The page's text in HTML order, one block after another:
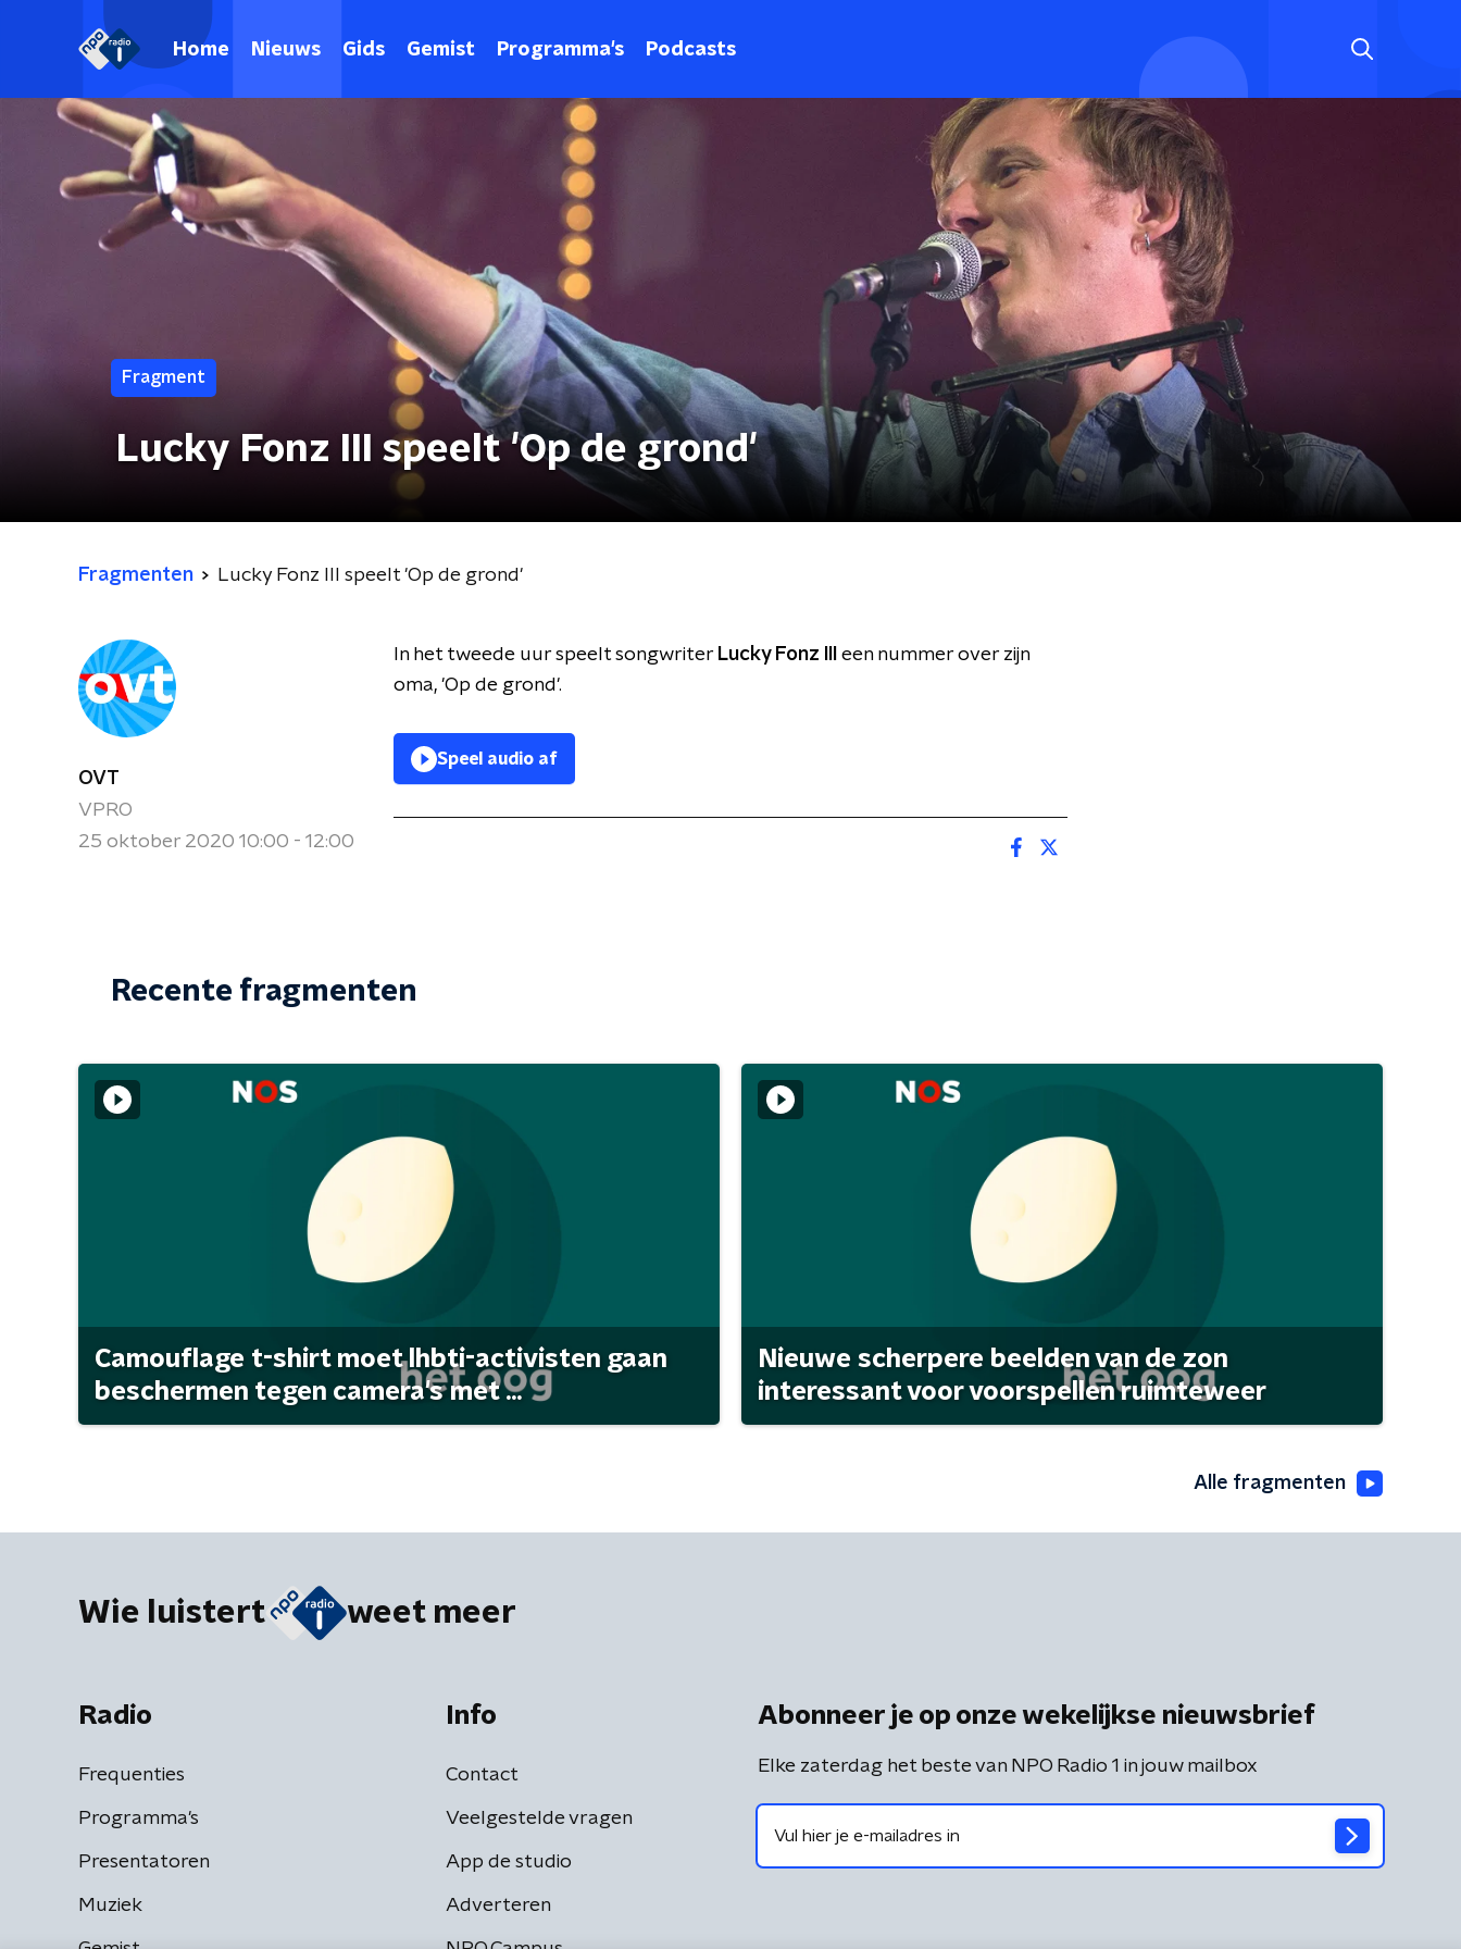
Home Nieuws Gids Gemist Programma's Podcasts
Fragment
Lucky Fonz III speelt 'Op de grond'
Fragmenten Lucky Fonz III speelt 'Op de grond'
OVT
VPRO
25 oktober 2020 10:00 - 12:00
In het tweede uur speelt songwriter Lucky Fonz III een nummer over zijn
oma, 'Op de grond'.
Speel audio af
Recente fragmenten
Camouflage t-shirt moet lhbti-activisten gaan
beschermen tegen camera's met ...
Nieuwe scherpere beelden van de zon
interessant voor voorspellen ruimteweer
Alle fragmenten
Wie luistert weet meer
Radio
Frequenties
Programma's
Presentatoren
Muziek
Info
Contact
Veelgestelde vragen
App de studio
Adverteren
Abonneer je op onze wekelijkse nieuwsbrief
Elke zaterdag het beste van NPO Radio 1 in jouw mailbox